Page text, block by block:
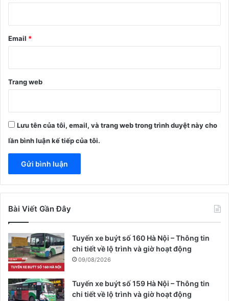
Email *
Trang web
Lưu tên của tôi, email, và trang web trong trình duyệt này cho
lần bình luận kế tiếp của tôi.
Bài Viết Gần Đây
Tuyến xe buýt số 160 Hà Nội – Thông tin
chi tiết về lộ trình và giờ hoạt động
09/08/2026
Tuyến xe buýt số 159 Hà Nội – Thông tin
chi tiết về lộ trình và giờ hoạt động